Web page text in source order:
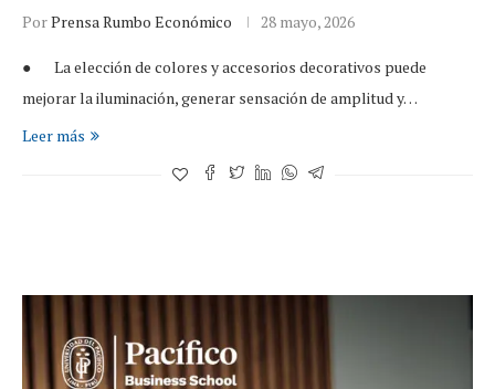
PorPrensa Rumbo Económico 28 mayo, 2026
● La elección de colores y accesorios decorativos puede
mejorar la iluminación, generar sensación de amplitud y…
Leer más